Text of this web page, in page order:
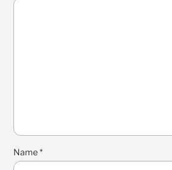
Name*